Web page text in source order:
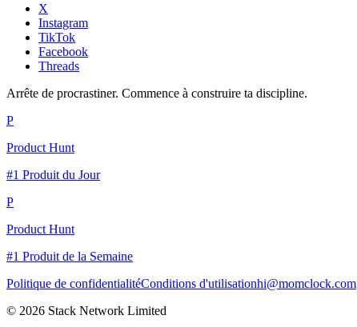
X
Instagram
TikTok
Facebook
Threads
Arrête de procrastiner. Commence à construire ta discipline.
P
Product Hunt
#1 Produit du Jour
P
Product Hunt
#1 Produit de la Semaine
Politique de confidentialitéConditions d'utilisationhi@momclock.com
© 2026 Stack Network Limited